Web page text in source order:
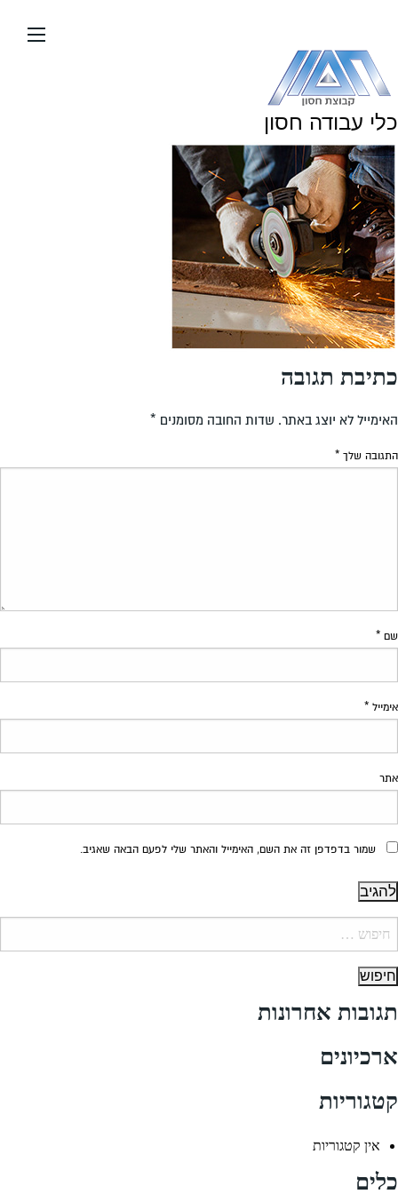
העמוד
כלי עבודה חסון
כתיבת תגובה
האימייל לא יוצג באתר. שדות החובה מסומנים *
התגובה שלך *
שם *
אימייל *
אתר
שמור בדפדפן זה את השם, האימייל והאתר שלי לפעם הבאה שאגיב.
תגובות אחרונות
ארכיונים
קטגוריות
אין קטגוריות
כלים